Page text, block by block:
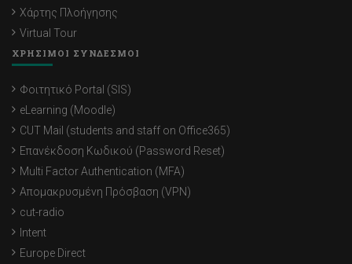
Χάρτης Πλοήγησης
Virtual Tour
ΧΡΗΣΙΜΟΙ ΣΥΝΔΕΣΜΟΙ
Φοιτητικό Portal (SIS)
eLearning (Moodle)
CUT Mail (students and staff on Office365)
Επανέκδοση Κωδικού (Password Reset)
Multi Factor Authentication (MFA)
Απομακρυσμένη Πρόσβαση (VPN)
cut-radio
Intent
Europe Direct